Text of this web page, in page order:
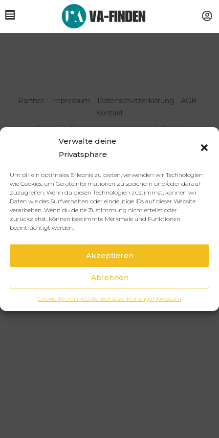
Verwalte deine
Privatsphäre
Um dir ein optimales Erlebnis zu bieten, verwenden wir Technologien
wie Cookies, um Geräteinformationen zu speichern und/oder darauf
zuzugreifen. Wenn du diesen Technologien zustimmst, können wir
Daten wie das Surfverhalten oder eindeutige IDs auf dieser Website
verarbeiten. Wenn du deine Zustimmung nicht erteilst oder
zurückziehst, können bestimmte Merkmale und Funktionen
beeinträchtigt werden.
Akzeptieren
Ablehnen
Cookie-RichtlinieDatenschutzerklärungImpressum
© 2025 va-finden.de – Alle Rechte vorbehalten.
Partner Impressum Datenschutzerklärung
AGB
Kontakt
Virtuelle Assistenz & Freelancer
finden | VA Expert:innenportal